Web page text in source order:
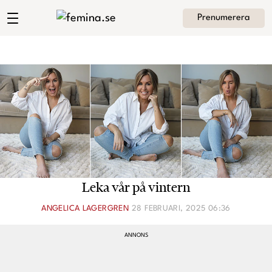
Prenumerera
Skönhet
Kultur
Krönikor
Angelica Lagergrens blogg Meny
Hem
Om Angelica
Kategorier
Arkiv
Kontakt
Leka vår på vintern
ANGELICA LAGERGREN 28 FEBRUARI, 2025 06:36